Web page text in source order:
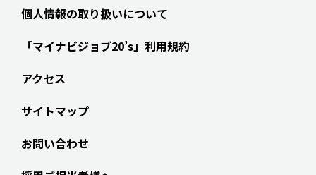
個人情報の取り扱いについて
「マイナビジョブ20’s」利用規約
アクセス
サイトマップ
お問い合わせ